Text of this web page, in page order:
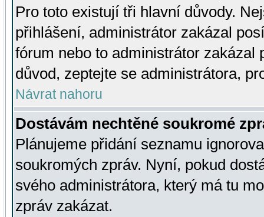
Pro toto existují tři hlavní důvody.
přihlášení, administrátor zakázal
fórum nebo to administrátor zakázal
důvod, zeptejte se administrátora,
Návrat nahoru
Dostávám nechtěné soukromé
Plánujeme přidání seznamu
soukromých zpráv. Nyní, pokud
svého administrátora, který má tu
zpráv zakázat.